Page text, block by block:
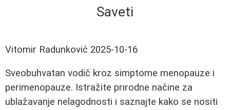
Saveti
Vitomir Radunković 2025-10-16
Sveobuhvatan vodič kroz simptome menopauze i
perimenopauze. Istražite prirodne načine za
ublažavanje nelagodnosti i saznajte kako se nositi